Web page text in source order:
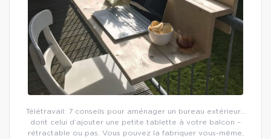
Télétravail: 7 conseils pour aménager un bureau extérieur…
dont celui d’ajouter une petite tablette à votre balcon –
rétractable ou pas. Vous pouvez la fabriquer vous-même,